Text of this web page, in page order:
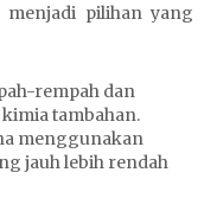
menjadi pilihan yang
rempah dan
tambahan.
menggunakan
jauh lebih rendah